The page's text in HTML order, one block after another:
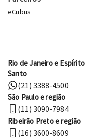
eCubus
Rio de Janeiro e Espírito
Santo
(21) 3388-4500
São Paulo e região
(11) 3090-7984
Ribeirão Preto e região
(16) 3600-8609